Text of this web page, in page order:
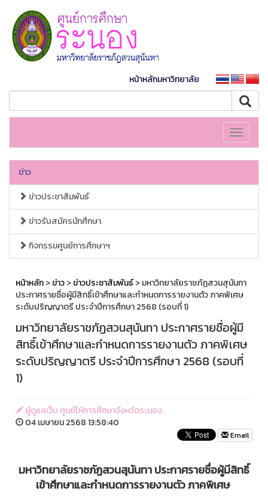
หน้าหลักมหาวิทยาลัย
Toggle
ข่าว
ข่าวประชาสัมพันธ์
ข่าวรับสมัครนักศึกษา
กิจกรรมศูนย์การศึกษาฯ
หน้าหลัก>ข่าว>ข่าวประชาสัมพันธ์> มหาวิทยาลัยราชภัฏสวนสุนันทา
ประกาศรายชื่อผู้มีสิทธิ์เข้าศึกษาและกำหนดการรายงานตัว ภาคพิเศษ
ระดับปริญญาตรี ประจำปีการศึกษา 2568 (รอบที่ 1)
มหาวิทยาลัยราชภัฏสวนสุนันทา ประกาศรายชื่อผู้มี
สิทธิ์เข้าศึกษาและกำหนดการรายงานตัว ภาคพิเศษ
ระดับปริญญาตรี ประจำปีการศึกษา 2568 (รอบที่
1)
ผู้ดูแลเว็บ ศูนย์ให้การศึกษาจังหวัดระนอง
04 เมษายน 2568 13:58:40
Email
มหาวิทยาลัยราชภัฏสวนสุนันทา ประกาศรายชื่อผู้มีสิทธิ์
เข้าศึกษาและกำหนดการรายงานตัว ภาคพิเศษ